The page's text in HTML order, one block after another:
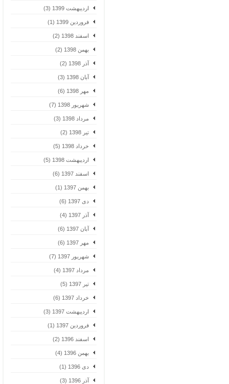
اردیبهشت 1399 (3)
فروردین 1399 (1)
اسفند 1398 (2)
بهمن 1398 (2)
آذر 1398 (2)
آبان 1398 (3)
مهر 1398 (6)
شهریور 1398 (7)
مرداد 1398 (3)
تیر 1398 (2)
خرداد 1398 (5)
اردیبهشت 1398 (5)
اسفند 1397 (6)
بهمن 1397 (1)
دی 1397 (6)
آذر 1397 (4)
آبان 1397 (6)
مهر 1397 (6)
شهریور 1397 (7)
مرداد 1397 (4)
تیر 1397 (5)
خرداد 1397 (6)
اردیبهشت 1397 (3)
فروردین 1397 (1)
اسفند 1396 (2)
بهمن 1396 (4)
دی 1396 (1)
آذر 1396 (3)